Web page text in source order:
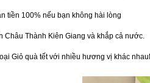
tiền 100% nếu bạn không hài lòng
Châu Thành Kiên Giang và khắp cả nước.
Giỏ quà tết với nhiều hương vị khác